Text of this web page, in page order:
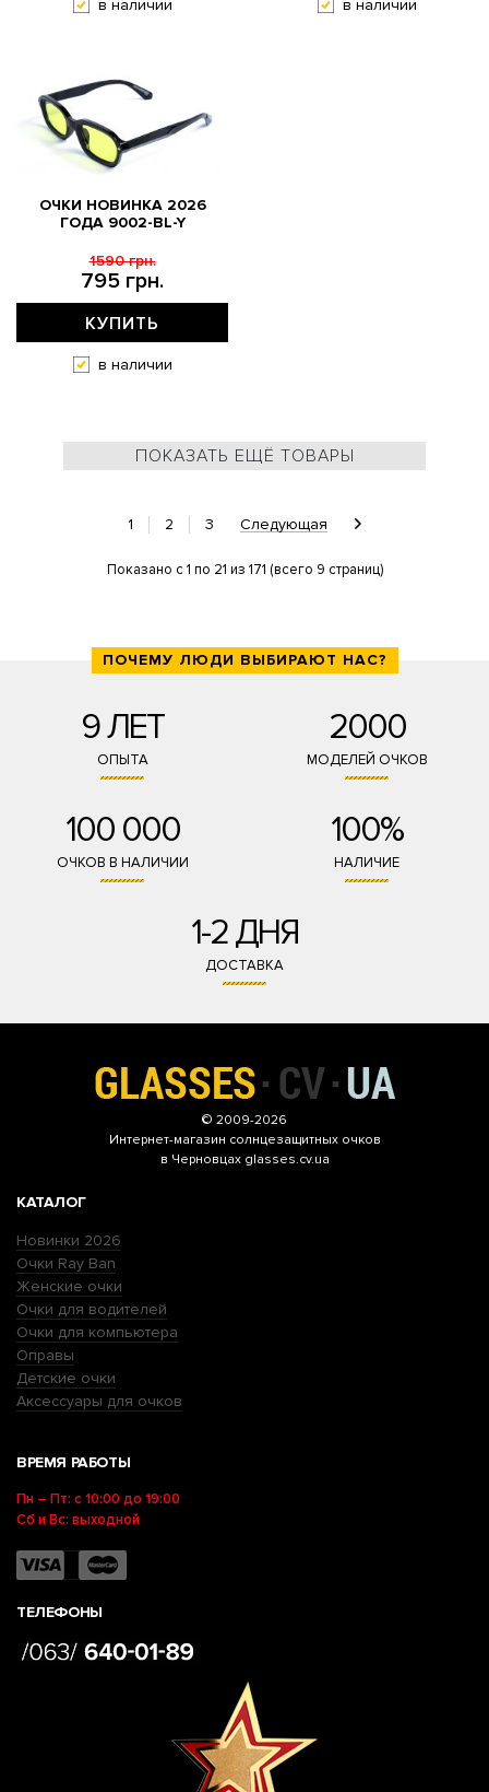
в наличии в наличии
ОЧКИ НОВИНКА 2026
ГОДА 9002-BL-Y
795 грн.
1590 грн.
КУПИТЬ
в наличии
ПОКАЗАТЬ ЕЩЁ ТОВАРЫ
1 2 3 Следующая
Показано с 1 по 21 из 171 (всего 9 страниц)
ПОЧЕМУ ЛЮДИ ВЫБИРАЮТ НАС?
9 ЛЕТ
ОПЫТА
2000
МОДЕЛЕЙ ОЧКОВ
100 000
ОЧКОВ В НАЛИЧИИ
100%
НАЛИЧИЕ
1-2 ДНЯ
ДОСТАВКА
© 2009-2026
Интернет-магазин солнцезащитных очков
в Черновцах glasses.cv.ua
КАТАЛОГ
Новинки 2026
Очки Ray Ban
Женские очки
Очки для водителей
Очки для компьютера
Оправы
Детские очки
Аксессуары для очков
ВРЕМЯ РАБОТЫ
Пн – Пт: с 10:00 до 19:00
Сб и Вс: выходной
ТЕЛЕФОНЫ